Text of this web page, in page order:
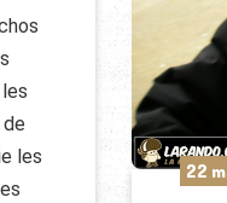
les
22